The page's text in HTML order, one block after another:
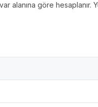
göre hesaplanır.